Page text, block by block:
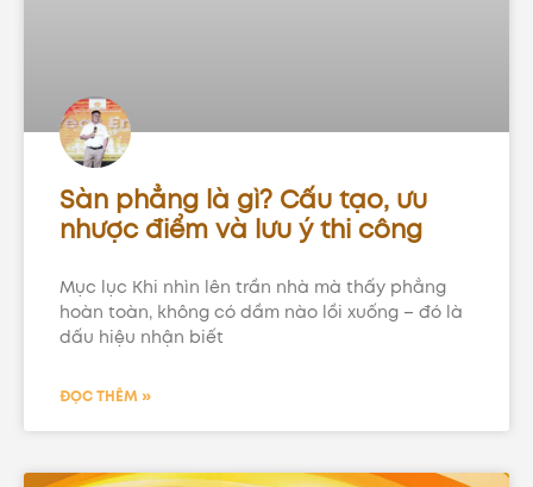
Sàn phẳng là gì? Cấu tạo, ưu
nhược điểm và lưu ý thi công
Mục lục Khi nhìn lên trần nhà mà thấy phẳng
hoàn toàn, không có dầm nào lồi xuống – đó là
dấu hiệu nhận biết
ĐỌC THÊM »